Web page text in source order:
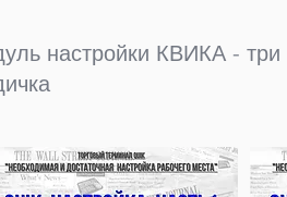
настройки КВИКА - три